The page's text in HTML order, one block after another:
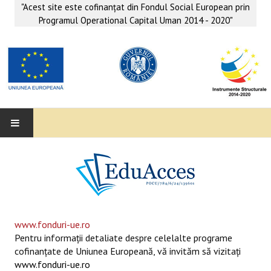
"Acest site este cofinanţat din Fondul Social European prin
Programul Operational Capital Uman 2014 - 2020"
SUPORT EDUCAȚIONAL MATEMATICĂ- INFORMATICĂ
SERVICII PSIHO-SOCIALE
www.fonduri-ue.ro
Pentru informaţii detaliate despre celelalte programe
cofinanţate de Uniunea Europeană, vă invităm să vizitaţi
www.fonduri-ue.ro